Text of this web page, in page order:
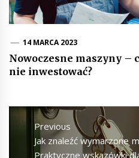
14 MARCA 2023
Nowoczesne maszyny –
nie inwestować?
Nawigacja
wpisuPrevious
Previous
post:
Jak znaleźć wymarzone
Praktyczne wskazówki